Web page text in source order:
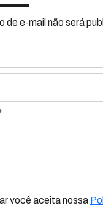
de e-mail não será
você aceita nossa